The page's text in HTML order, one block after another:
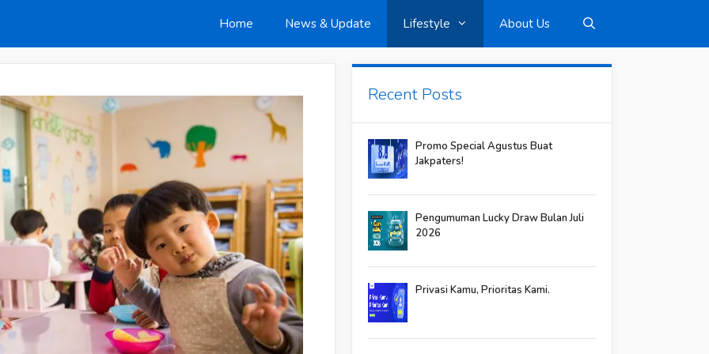
Home News & Update Lifestyle About Us
Recent Posts
Promo Special Agustus Buat
Jakpaters!
Pengumuman Lucky Draw Bulan Juli
2026
Privasi Kamu, Prioritas Kami.